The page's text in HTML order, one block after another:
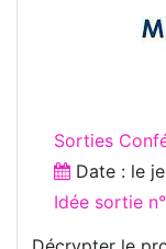
Sorties
Date : le
Idée sortie